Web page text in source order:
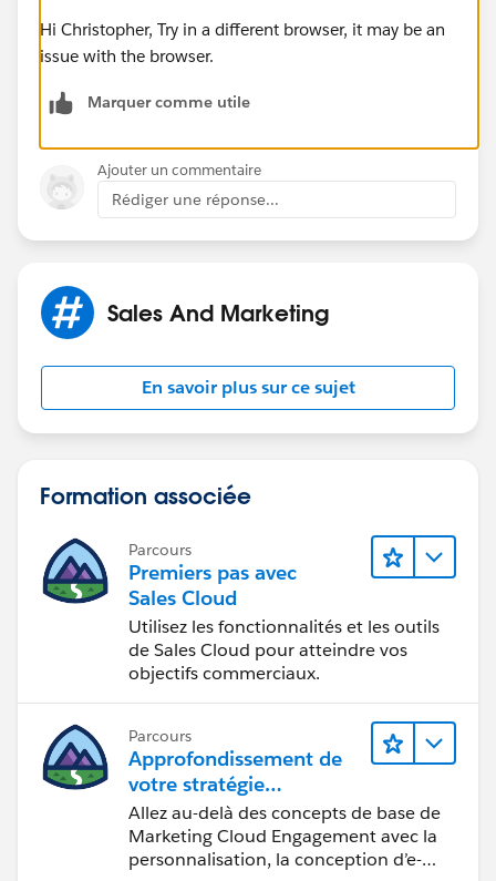
Hi Christopher, Try in a different browser, it may be an
issue with the browser.
Marquer comme utile
Ajouter un commentaire
Rédiger une réponse...
Sales And Marketing
En savoir plus sur ce sujet
Formation associée
Parcours
Premiers pas avec
Sales Cloud
Utilisez les fonctionnalités et les outils
de Sales Cloud pour atteindre vos
objectifs commerciaux.
Parcours
Approfondissement de
votre stratégie
marketing
Allez au-delà des concepts de base de
Marketing Cloud Engagement avec la
personnalisation, la conception d’e-